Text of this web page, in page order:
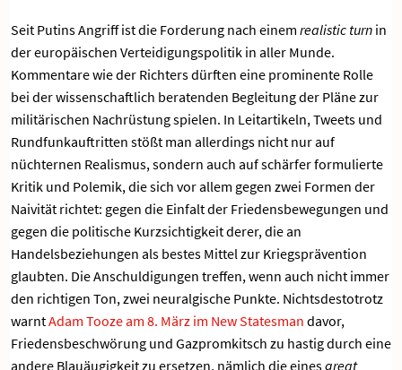
Seit Putins Angriff ist die Forderung nach einem realistic turn in
der europäischen Verteidigungspolitik in aller Munde.
Kommentare wie der Richters dürften eine prominente Rolle
bei der wissenschaftlich beratenden Begleitung der Pläne zur
militärischen Nachrüstung spielen. In Leitartikeln, Tweets und
Rundfunkauftritten stößt man allerdings nicht nur auf
nüchternen Realismus, sondern auch auf schärfer formulierte
Kritik und Polemik, die sich vor allem gegen zwei Formen der
Naivität richtet: gegen die Einfalt der Friedensbewegungen und
gegen die politische Kurzsichtigkeit derer, die an
Handelsbeziehungen als bestes Mittel zur Kriegsprävention
glaubten. Die Anschuldigungen treffen, wenn auch nicht immer
den richtigen Ton, zwei neuralgische Punkte. Nichtsdestotrotz
warntAdam Tooze am 8. März im New Statesman davor,
Friedensbeschwörung und Gazpromkitsch zu hastig durch eine
andere Blauäugigkeit zu ersetzen, nämlich die einesgreat